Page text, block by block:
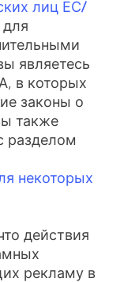
лиц ЕС/
являетесь
в которых
законы о
также
разделом
некоторых
действия
рекламу в